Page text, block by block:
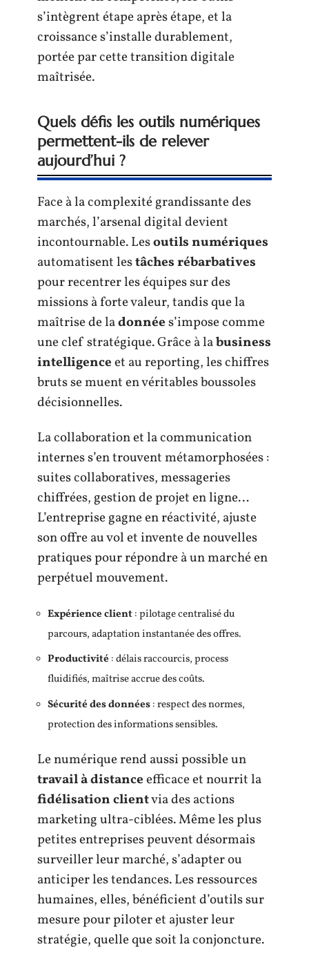
s’intègrent étape après étape, et la
croissance s’installe durablement,
portée par cette transition digitale
maîtrisée.
Quels défis les outils numériques
permettent-ils de relever
aujourd’hui ?
Face à la complexité grandissante des
marchés, l’arsenal digital devient
incontournable. Lesoutils numériques
automatisent lestâches rébarbatives
pour recentrer les équipes sur des
missions à forte valeur, tandis que la
maîtrise de ladonnées’impose comme
une clef stratégique. Grâce à labusiness
intelligenceet au reporting, les chiffres
bruts se muent en véritables boussoles
décisionnelles.
La collaboration et la communication
internes s’en trouvent métamorphosées :
suites collaboratives, messageries
chiffrées, gestion de projet en ligne…
L’entreprise gagne en réactivité, ajuste
son offre au vol et invente de nouvelles
pratiques pour répondre à un marché en
perpétuel mouvement.
Expérience client: pilotage centralisé du
parcours, adaptation instantanée des offres.
Productivité : délais raccourcis, process
fluidifiés, maîtrise accrue des coûts.
Sécurité des données: respect des normes,
protection des informations sensibles.
Le numérique rend aussi possible un
travail à distanceefficace et nourrit la
fidélisation clientvia des actions
marketing ultra-ciblées. Même les plus
petites entreprises peuvent désormais
surveiller leur marché, s’adapter ou
anticiper les tendances. Les ressources
humaines, elles, bénéficient d’outils sur
mesure pour piloter et ajuster leur
stratégie, quelle que soit la conjoncture.